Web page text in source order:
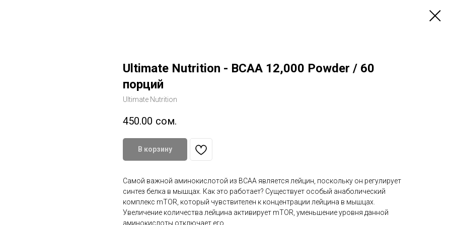
Ultimate Nutrition - BCAA 12,000 Powder / 60
порций
Ultimate Nutrition
450.00 сом.
В корзину
Самой важной аминокислотой из BCAA является лейцин, поскольку он регулирует
синтез белка в мышцах. Как это работает? Существует особый анаболический
комплекс mTOR, который чувствителен к концентрации лейцина в мышцах.
Увеличение количества лейцина активирует mTOR, уменьшение уровня данной
аминокислоты отключает его.